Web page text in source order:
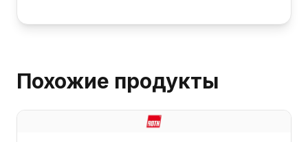
Похожие продукты